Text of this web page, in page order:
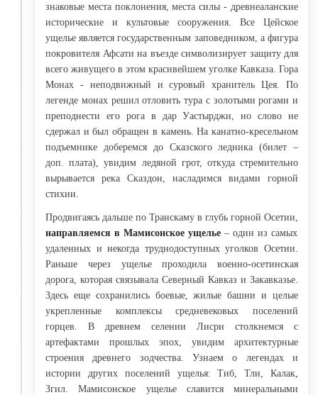
знаковые места поклонения, места силы - древнеаланские
исторические и культовые сооружения. Все Цейское
ущелье является государственным заповедником, а фигура
покровителя Афсати на въезде символизирует защиту для
всего живущего в этом красивейшем уголке Кавказа. Гора
Монах - неподвижный и суровый хранитель Цея. По
легенде монах решил отловить тура с золотыми рогами и
преподнести его рога в дар Уастырджи, но слово не
сдержал и был обращен в камень. На канатно-кресельном
подъемнике доберемся до Сказского ледника (билет –
доп. плата), увидим ледяной грот, откуда стремительно
вырывается река Сказдон, насладимся видами горной
стихии.
Продвигаясь дальше по Транскаму в глубь горной Осетии,
направляемся в Мамисонское ущелье – один из самых
удаленных и некогда труднодоступных уголков Осетии.
Раньше через ущелье проходила военно-осетинская
дорога, которая связывала Северный Кавказ и Закавказье.
Здесь еще сохранились боевые, жилые башни и целые
укрепленные комплексы средневековых поселений
горцев. В древнем селении Лисри столкнемся с
артефактами прошлых эпох, увидим архитектурные
строения древнего зодчества. Узнаем о легендах и
истории других поселений ущелья: Тиб, Тли, Калак,
Згил. Мамисонское ущелье славится минеральными